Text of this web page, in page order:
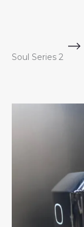
Soul Series 2